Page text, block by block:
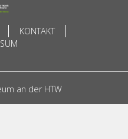
KONTAKT
an der HTW